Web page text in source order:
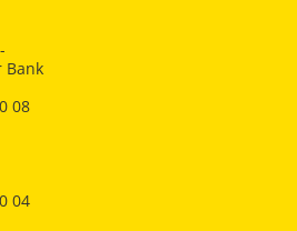
Bank
08
04